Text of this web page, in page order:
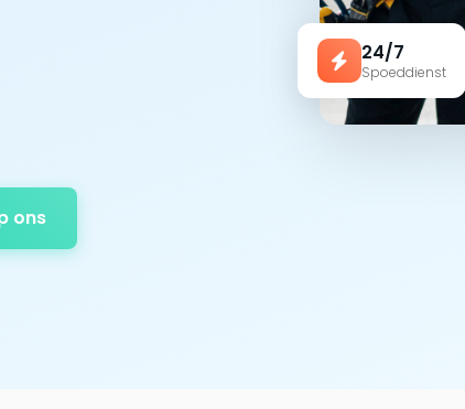
ons
24/7
Spoeddienst